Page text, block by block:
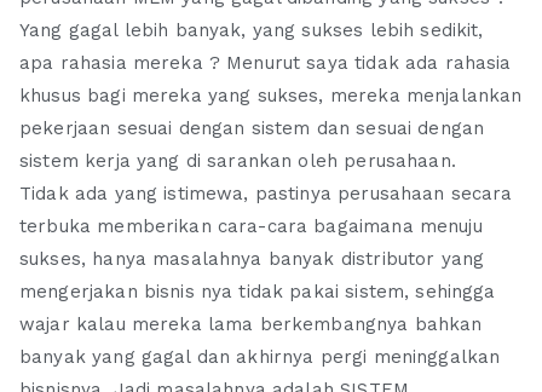
Yang gagal lebih banyak, yang sukses lebih sedikit,
apa rahasia mereka ? Menurut saya tidak ada rahasia
khusus bagi mereka yang sukses, mereka menjalankan
pekerjaan sesuai dengan sistem dan sesuai dengan
sistem kerja yang di sarankan oleh perusahaan.
Tidak ada yang istimewa, pastinya perusahaan secara
terbuka memberikan cara-cara bagaimana menuju
sukses, hanya masalahnya banyak distributor yang
mengerjakan bisnis nya tidak pakai sistem, sehingga
wajar kalau mereka lama berkembangnya bahkan
banyak yang gagal dan akhirnya pergi meninggalkan